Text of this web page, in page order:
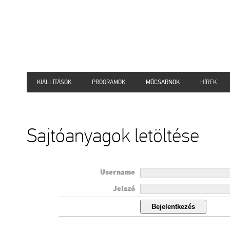
KIÁLLÍTÁSOK PROGRAMOK MŰCSARNOK HÍREK
Sajtóanyagok letöltése
Username
Jelszó